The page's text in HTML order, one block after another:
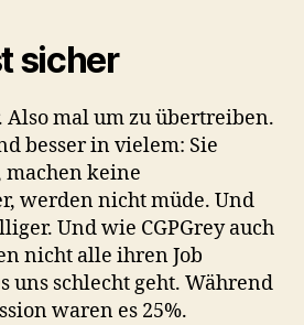
sicher
Also mal um zu übertreiben.
besser in vielem: Sie
keine
werden nicht müde. Und
Und wie CGPGrey auch
nicht alle ihren Job
uns schlecht geht. Während
waren es 25%.